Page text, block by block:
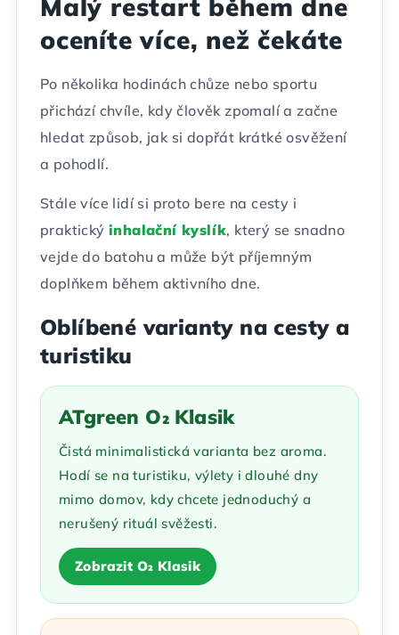
Malý restart během dne
oceníte více, než čekáte
Po několika hodinách chůze nebo sportu
přichází chvíle, kdy člověk zpomalí a začne
hledat způsob, jak si dopřát krátké osvěžení
a pohodlí.
Stále více lidí si proto bere na cesty i
praktickýinhalační kyslík, který se snadno
vejde do batohu a může být příjemným
doplňkem během aktivního dne.
Oblíbené varianty na cesty a
turistiku
ATgreen O₂ Klasik
Čistá minimalistická varianta bez aroma.
Hodí se na turistiku, výlety i dlouhé dny
mimo domov, kdy chcete jednoduchý a
nerušený rituál svěžesti.
Zobrazit O₂ Klasik